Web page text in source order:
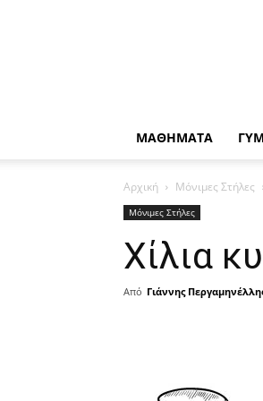
ΜΑΘΗΜΑΤΑ
Αρχική Μόνιμες Στήλες
Μόνιμες Στήλες
Χίλια
Από Γιάννης